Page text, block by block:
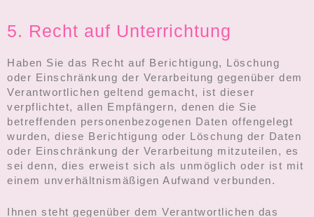
5. Recht auf Unterrichtung
Haben Sie das Recht auf Berichtigung, Löschung
oder Einschränkung der Verarbeitung gegenüber dem
Verantwortlichen geltend gemacht, ist dieser
verpflichtet, allen Empfängern, denen die Sie
betreffenden personenbezogenen Daten offengelegt
wurden, diese Berichtigung oder Löschung der Daten
oder Einschränkung der Verarbeitung mitzuteilen, es
sei denn, dies erweist sich als unmöglich oder ist mit
einem unverhältnismäßigen Aufwand verbunden.
Ihnen steht gegenüber dem Verantwortlichen das